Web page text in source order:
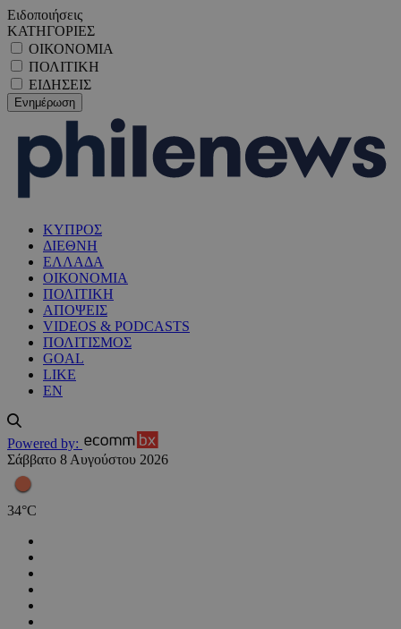
Ειδοποιήσεις
ΚΑΤΗΓΟΡΙΕΣ
ΟΙΚΟΝΟΜΙΑ
ΠΟΛΙΤΙΚΗ
ΕΙΔΗΣΕΙΣ
ΚΥΠΡΟΣ
ΔΙΕΘΝΗ
ΕΛΛΑΔΑ
ΟΙΚΟΝΟΜΙΑ
ΠΟΛΙΤΙΚΗ
ΑΠΟΨΕΙΣ
VIDEOS & PODCASTS
ΠΟΛΙΤΙΣΜΟΣ
GOAL
LIKE
EN
Powered by:
Σάββατο 8 Αυγούστου 2026
34°C